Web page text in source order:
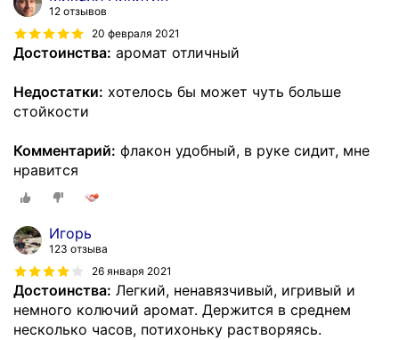
12 отзывов
20 февраля 2021
Достоинства: аромат отличный
Недостатки: хотелось бы может чуть больше
стойкости
Комментарий: флакон удобный, в руке сидит, мне
нравится
Игорь
123 отзыва
26 января 2021
Достоинства: Легкий, ненавязчивый, игривый и
немного колючий аромат. Держится в среднем
несколько часов, потихоньку растворяясь.